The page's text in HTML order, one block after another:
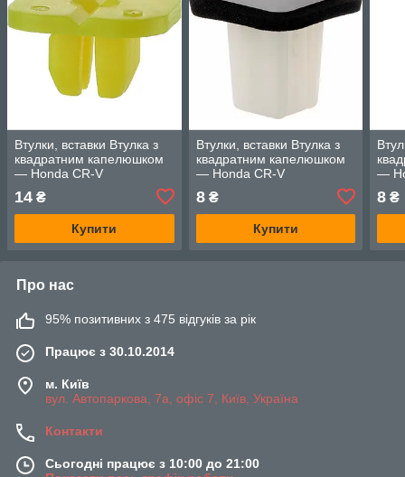
Втулки, вставки Втулка з
квадратним капелюшком
— Honda CR-V
14 ₴
Купити
Втулки, вставки Втулка з
квадратним капелюшком
— Honda CR-V
8₴
Купити
—
8 ₴
Про нас
95% позитивних з 475 відгуків за рік
Працює з 30.10.2014
м. Київ
вул. Автопаркова, 7а, офіс 7, Київ, Україна
Контакти
Сьогодні працює з 10:00 до 21:00